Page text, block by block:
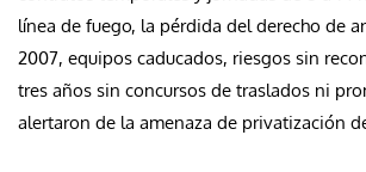
línea de fuego, la pérdida del derecho de
2007, equipos caducados, riesgos sin
tres años sin concursos de traslados ni
alertaron de la amenaza de privatización